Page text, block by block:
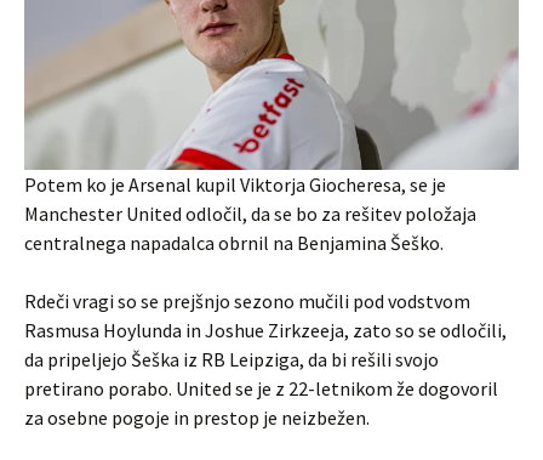
Potem ko je Arsenal kupil Viktorja Giocheresa, se je
Manchester United odločil, da se bo za rešitev položaja
centralnega napadalca obrnil na Benjamina Šeško.
Rdeči vragi so se prejšnjo sezono mučili pod vodstvom
Rasmusa Hoylunda in Joshue Zirkzeeja, zato so se odločili,
da pripeljejo Šeška iz RB Leipziga, da bi rešili svojo
pretirano porabo. United se je z 22-letnikom že dogovoril
za osebne pogoje in prestop je neizbežen.